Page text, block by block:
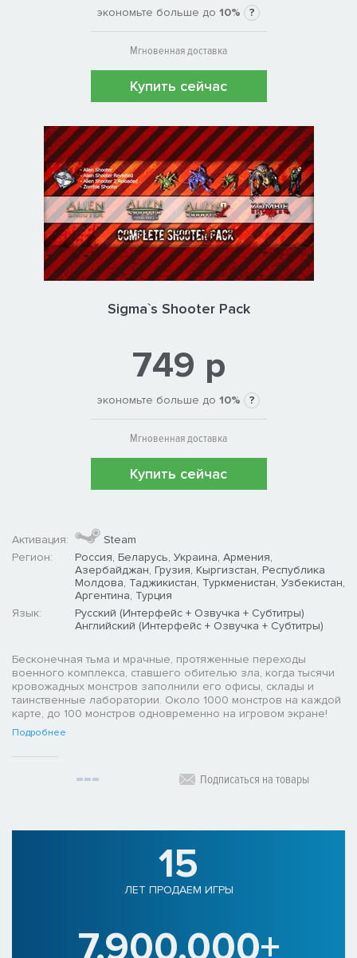
экономьте больше до 10% ?
Мгновенная доставка
Купить сейчас
Sigma`s Shooter Pack
749 р
экономьте больше до 10% ?
Мгновенная доставка
Купить сейчас
Активация:
Steam
Регион:
Россия, Беларусь, Украина, Армения,
Азербайджан, Грузия, Кыргизстан, Республика
Молдова, Таджикистан, Туркменистан, Узбекистан,
Аргентина, Турция
Язык:
Русский (Интерфейс + Озвучка + Субтитры)
Английский (Интерфейс + Озвучка + Субтитры)
Бесконечная тьма и мрачные, протяженные переходы
военного комплекса, ставшего обителью зла, когда тысячи
кровожадных монстров заполнили его офисы, склады и
таинственные лаборатории. Около 1000 монстров на каждой
карте, до 100 монстров одновременно на игровом экране!
Подробнее
Подписаться на товары
15
ЛЕТ ПРОДАЕМ ИГРЫ
7.900.000+